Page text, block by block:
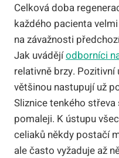
Celková doba
každého pacienta
na závažnosti
Jak uvádějíodborníci
relativně brzy.
většinou nastupují už
Sliznice tenkého
pomaleji. K ústupu
celiaků někdy postačí
ale často vyžaduje až